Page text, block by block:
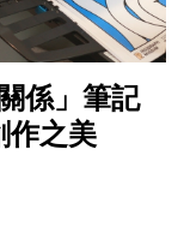
係」筆記
作之美